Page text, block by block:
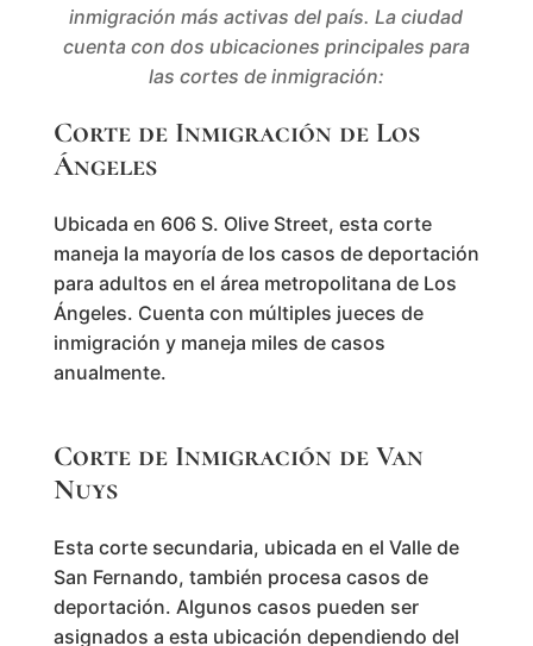
inmigración más activas del país. La ciudad
cuenta con dos ubicaciones principales para
las cortes de inmigración:
Corte de Inmigración de Los
Ángeles
Ubicada en 606 S. Olive Street, esta corte
maneja la mayoría de los casos de deportación
para adultos en el área metropolitana de Los
Ángeles. Cuenta con múltiples jueces de
inmigración y maneja miles de casos
anualmente.
Corte de Inmigración de Van
Nuys
Esta corte secundaria, ubicada en el Valle de
San Fernando, también procesa casos de
deportación. Algunos casos pueden ser
asignados a esta ubicación dependiendo del